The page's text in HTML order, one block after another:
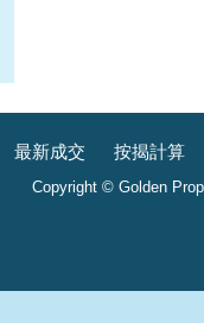
最新成交 按揭計算
Copyright © Golden